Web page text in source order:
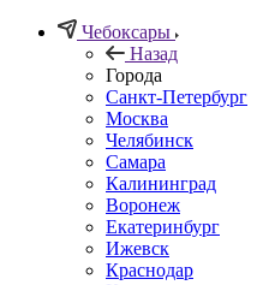
Чебоксары
Назад
Города
Санкт-Петербург
Москва
Челябинск
Самара
Калининград
Воронеж
Екатеринбург
Ижевск
Краснодар